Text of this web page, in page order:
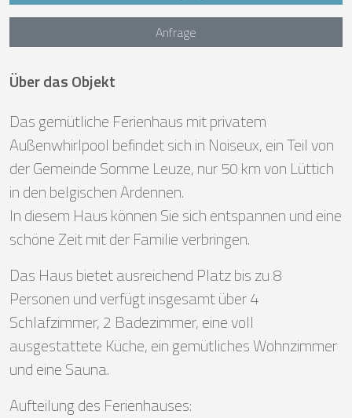
Anfrage
Über das Objekt
Das gemütliche Ferienhaus mit privatem
Außenwhirlpool befindet sich in Noiseux, ein Teil von
der Gemeinde Somme Leuze, nur 50 km von Lüttich
in den belgischen Ardennen.
In diesem Haus können Sie sich entspannen und eine
schöne Zeit mit der Familie verbringen.
Das Haus bietet ausreichend Platz bis zu 8
Personen und verfügt insgesamt über 4
Schlafzimmer, 2 Badezimmer, eine voll
ausgestattete Küche, ein gemütliches Wohnzimmer
und eine Sauna.
Aufteilung des Ferienhauses: